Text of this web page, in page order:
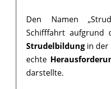
Den Namen
Schifffahrt aufgrund
Strudelbildung in der
echte
darstellte.